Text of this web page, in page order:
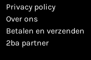
privacy policy
over ons
betalen en verzenden
2ba partner